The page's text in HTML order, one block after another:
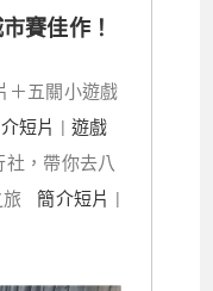
賽佳作！
＋五關小遊戲
短片
遊戲
，帶你去八
旅簡介短片